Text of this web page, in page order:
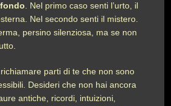
. Nel primo caso senti l’urto, il
Nel secondo senti il mistero.
persino silenziosa, ma se non
parti di te che non sono
Desideri che non hai ancora
antiche, ricordi, intuizioni,